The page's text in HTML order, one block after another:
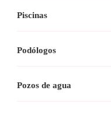
Piscinas
Podólogos
Pozos de agua